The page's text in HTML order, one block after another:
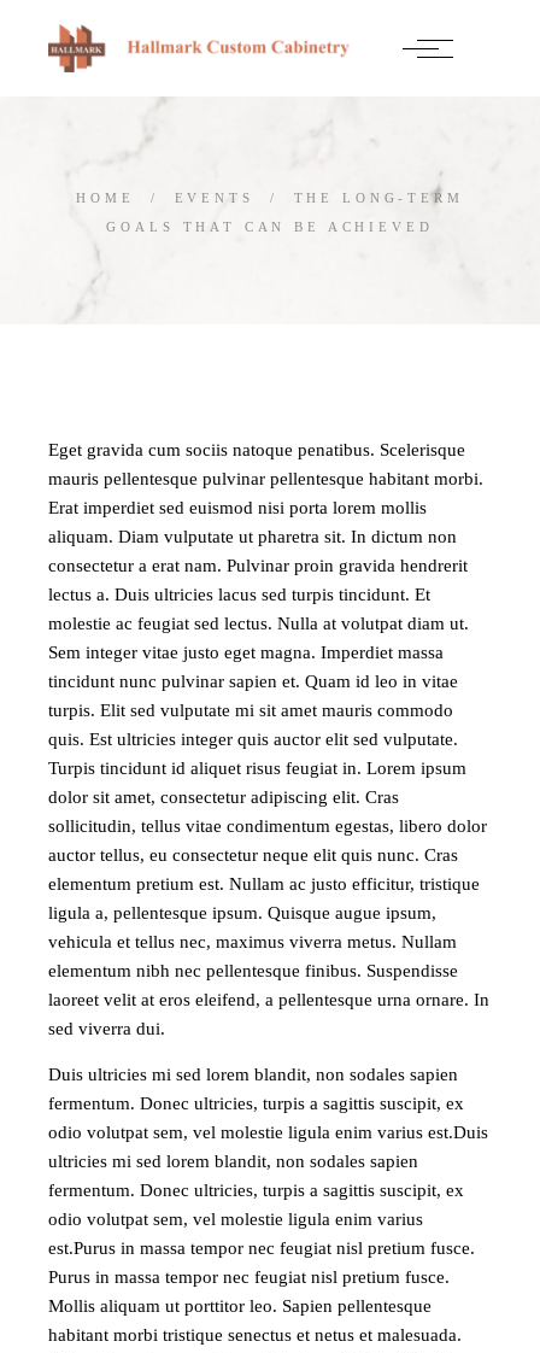
HOME EVENTS
THE LONG-TERM
GOALS THAT CAN BE ACHIEVED
Eget gravida cum sociis natoque penatibus. Scelerisque
mauris pellentesque pulvinar pellentesque habitant morbi.
Erat imperdiet sed euismod nisi porta lorem mollis
aliquam. Diam vulputate ut pharetra sit. In dictum non
consectetur a erat nam. Pulvinar proin gravida hendrerit
lectus a. Duis ultricies lacus sed turpis tincidunt. Et
molestie ac feugiat sed lectus. Nulla at volutpat diam ut.
Sem integer vitae justo eget magna. Imperdiet massa
tincidunt nunc pulvinar sapien et. Quam id leo in vitae
turpis. Elit sed vulputate mi sit amet mauris commodo
quis. Est ultricies integer quis auctor elit sed vulputate.
Turpis tincidunt id aliquet risus feugiat in. Lorem ipsum
dolor sit amet, consectetur adipiscing elit. Cras
sollicitudin, tellus vitae condimentum egestas, libero dolor
auctor tellus, eu consectetur neque elit quis nunc. Cras
elementum pretium est. Nullam ac justo efficitur, tristique
ligula a, pellentesque ipsum. Quisque augue ipsum,
vehicula et tellus nec, maximus viverra metus. Nullam
elementum nibh nec pellentesque finibus. Suspendisse
laoreet velit at eros eleifend, a pellentesque urna ornare. In
sed viverra dui.
Duis ultricies mi sed lorem blandit, non sodales sapien
fermentum. Donec ultricies, turpis a sagittis suscipit, ex
odio volutpat sem, vel molestie ligula enim varius est.Duis
ultricies mi sed lorem blandit, non sodales sapien
fermentum. Donec ultricies, turpis a sagittis suscipit, ex
odio volutpat sem, vel molestie ligula enim varius
est.Purus in massa tempor nec feugiat nisl pretium fusce.
Purus in massa tempor nec feugiat nisl pretium fusce.
Mollis aliquam ut porttitor leo. Sapien pellentesque
habitant morbi tristique senectus et netus et malesuada.